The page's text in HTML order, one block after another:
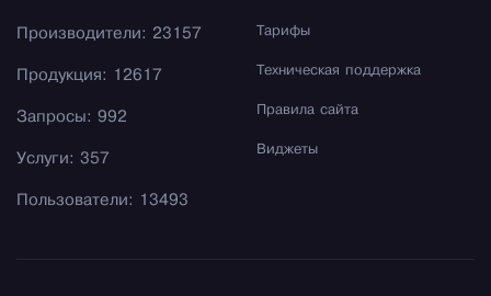
Тарифы
Техническая поддержка
Правила сайта
Виджеты
Производители: 23157
Продукция: 12617
Запросы: 992
Услуги: 357
Пользователи: 13493